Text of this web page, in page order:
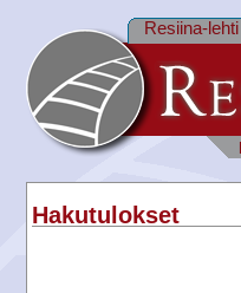
Resiina-lehti
Hakutulokset